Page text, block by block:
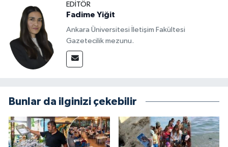
EDITÖR
Fadime Yiğit
Ankara Üniversitesi İletişim Fakültesi
Gazetecilik mezunu.
Bunlar da ilginizi çekebilir